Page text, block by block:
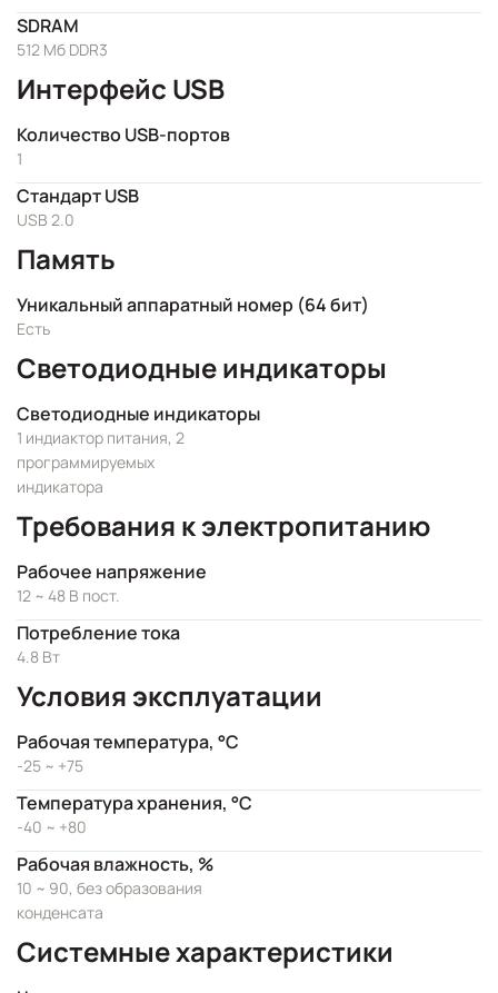
SDRAM
512 Мб DDR3
Интерфейс USB
Количество USB-портов
1
Стандарт USB
USB 2.0
Память
Уникальный аппаратный номер (64 бит)
Есть
Светодиодные индикаторы
Светодиодные индикаторы
1 индиактор питания, 2
программируемых
индикатора
Требования к электропитанию
Рабочее напряжение
12 ~ 48 В пост.
Потребление тока
4.8 Вт
Условия эксплуатации
Рабочая температура, °C
-25 ~ +75
Температура хранения, °C
-40 ~ +80
Рабочая влажность, %
10 ~ 90, без образования
конденсата
Системные характеристики